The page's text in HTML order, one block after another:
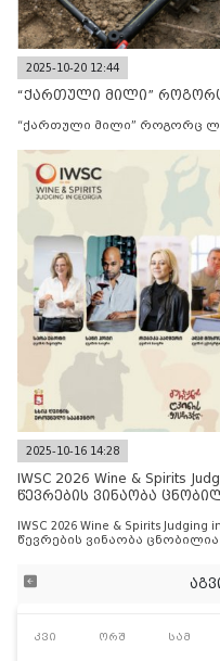
2025-10-20 12:44
“ქართული მილი”
“ქართული მილი” როგორც
2025-10-16 14:28
IWSC 2026 Wine & Spirits
წევრების ვინაობა
IWSC 2026 Wine & Spirits
წევრების ვინაობა ცნობილია
კვი ორშ სამ